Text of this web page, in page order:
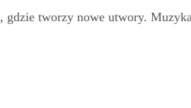
, gdzie tworzy nowe utwory.